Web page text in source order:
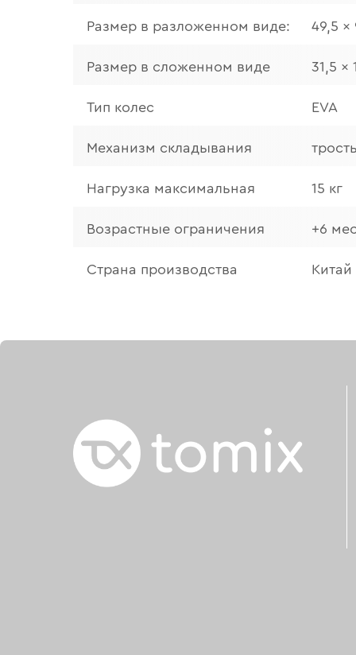
Размер в разложенном виде: 49,5 x
Размер в сложенном виде 31,5 x
Тип колес EVA
Механизм складывания
Нагрузка максимальная 15 кг
Возрастные ограничения +6
Страна производства Китай